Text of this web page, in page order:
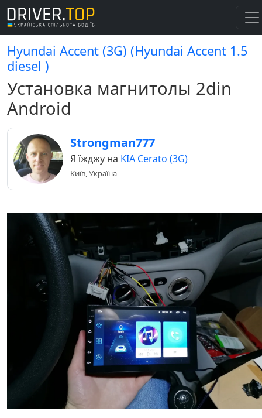
Hyundai Accent (3G) (Hyundai Accent 1.5
diesel )
Установка магнитолы 2din
Android
Strongman777
Я їжджу на KIA Cerato (3G)
Київ, Україна